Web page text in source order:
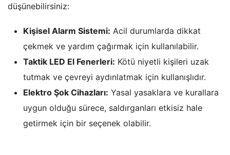
düşünebilirsiniz:
Kişisel Alarm Sistemi: Acil durumlarda dikkat
çekmek ve yardım çağırmak için kullanılabilir.
Taktik LED El Fenerleri: Kötü niyetli kişileri uzak
tutmak ve çevreyi aydınlatmak için kullanışlıdır.
Elektro Şok Cihazları: Yasal yasaklara ve kurallara
uygun olduğu sürece, saldırganları etkisiz hale
getirmek için bir seçenek olabilir.